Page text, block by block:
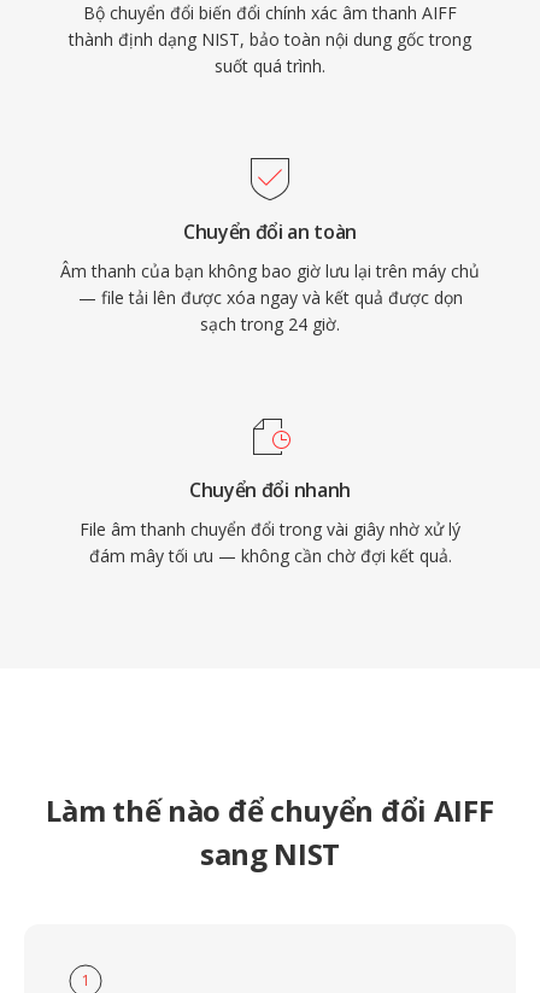
Bộ chuyển đổi biến đổi chính xác âm thanh AIFF
thành định dạng NIST, bảo toàn nội dung gốc trong
suốt quá trình.
Chuyển đổi an toàn
Âm thanh của bạn không bao giờ lưu lại trên máy chủ
— file tải lên được xóa ngay và kết quả được dọn
sạch trong 24 giờ.
Chuyển đổi nhanh
File âm thanh chuyển đổi trong vài giây nhờ xử lý
đám mây tối ưu — không cần chờ đợi kết quả.
Làm thế nào để chuyển đổi AIFF
sang NIST
1